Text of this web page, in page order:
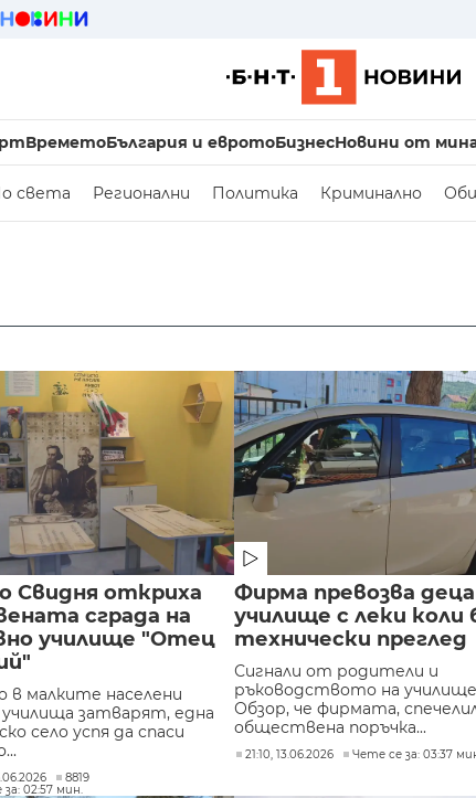
ВреметоБългария и евротоБизнесНовини от
света Регионални Политика Криминално
Свидня откриха
сграда на
училище "Отец
в малките населени
затварят, една
село успя да спаси
8819
02:57 мин.
Фирма превозва
училище с леки коли
технически преглед
Сигнали от родители и
ръководството на
Обзор, че фирмата,
обществена поръчка...
21:10, 13.06.2026 Чете се за: 03:37